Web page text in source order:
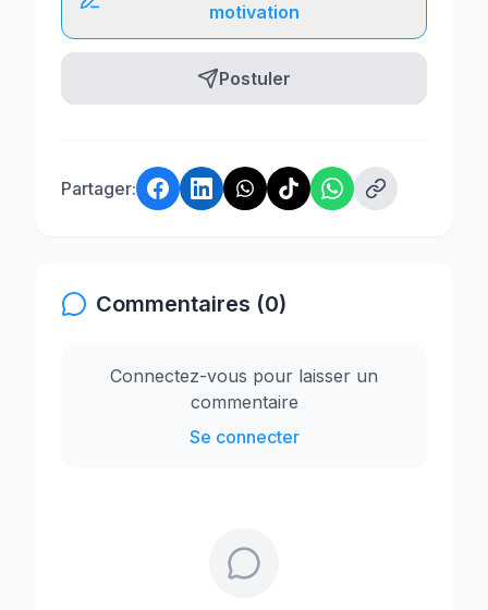
motivation
Postuler
Partager:
Commentaires (0)
Connectez-vous pour laisser un
commentaire
Se connecter